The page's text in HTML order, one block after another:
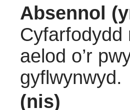
Absennol
Cyfarfodydd
aelod o’r
gyflwynwyd.
(nis)